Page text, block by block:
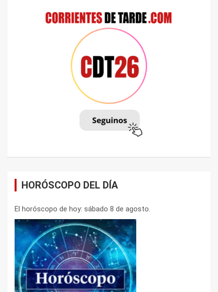
HORÓSCOPO DEL DÍA
El horóscopo de hoy: sábado 8 de agosto.